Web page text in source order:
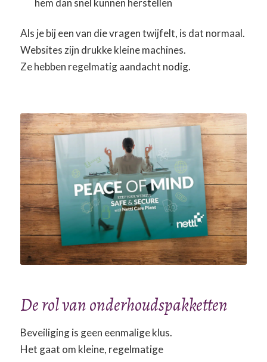
Als je bij een van die vragen twijfelt, is dat normaal.
Websites zijn drukke kleine machines.
Ze hebben regelmatig aandacht nodig.
De rol van onderhoudspakketten
Beveiliging is geen eenmalige klus.
Het gaat om kleine, regelmatige